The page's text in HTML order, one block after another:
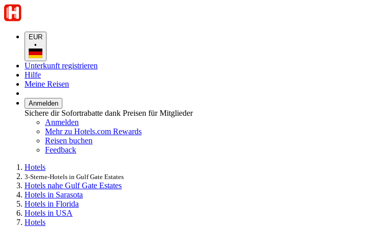
EUR
•
Unterkunft registrieren
Hilfe
Meine Reisen
Anmelden
Sichere dir Sofortrabatte dank Preisen für Mitglieder
Anmelden
Mehr zu Hotels.com Rewards
Reisen buchen
Feedback
Hotels
3-Sterne-Hotels in Gulf Gate Estates
Hotels nahe Gulf Gate Estates
Hotels in Sarasota
Hotels in Florida
Hotels in USA
Hotels